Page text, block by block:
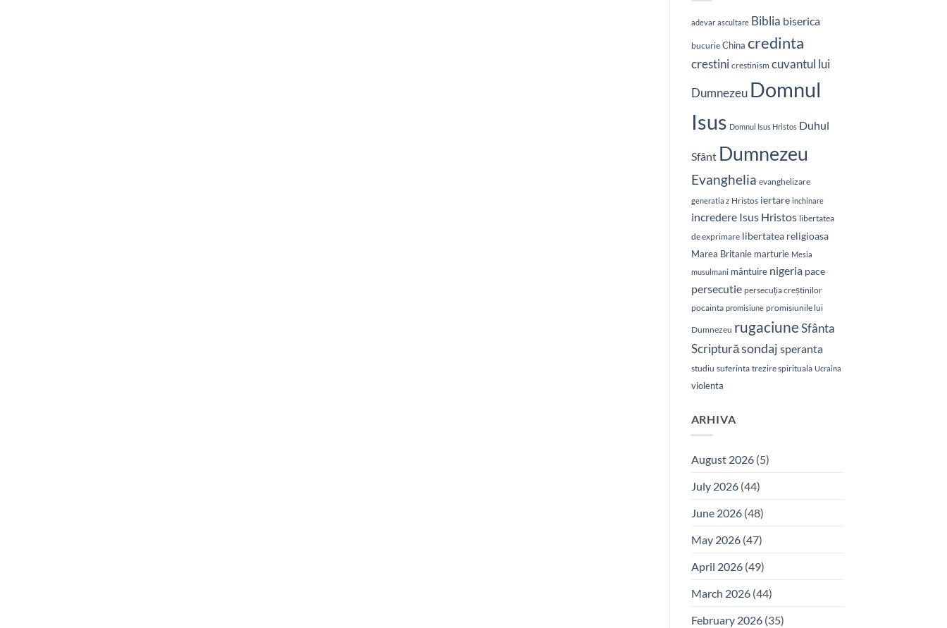
L
pe
avea
loc
în
orașului
adevar ascultare Biblia biserica
bucurie China credinta
crestini crestinism cuvantul lui
Dumnezeu Domnul
Isus Domnul Isus Hristos Duhul
Sfânt Dumnezeu
Evanghelia evanghelizare
generatia z Hristos iertare inchinare
incredere Isus Hristos libertatea
de exprimare libertatea religioasa
Marea Britanie marturie Mesia
musulmani mântuire nigeria pace
persecutie persecuția creștinilor
pocainta promisiune promisiunile lui
Dumnezeu rugaciuneSfânta
Scripturăsondaj speranta
studiu suferinta trezire spirituala Ucraina
violenta
ARHIVA
August 2026(5)
July 2026(44)
June 2026(48)
May 2026(47)
April 2026(49)
March 2026(44)
February 2026(35)